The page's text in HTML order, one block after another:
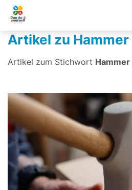
Artikel zu Hammer
Artikel zum Stichwort Hammer